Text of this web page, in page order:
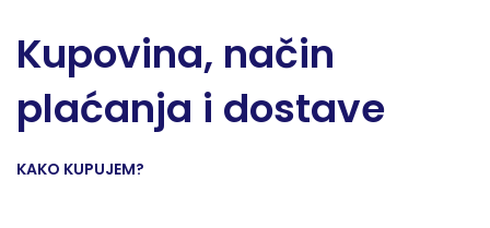
Kupovina, način
plaćanja i dostave
KAKO KUPUJEM?